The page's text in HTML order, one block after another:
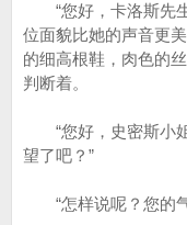
“您好，卡洛斯先生
位面貌比她的声音更
的细高根鞋，肉色的
判断着。
“您好，史密斯小姐
望了吧？”
“怎样说呢？您的气